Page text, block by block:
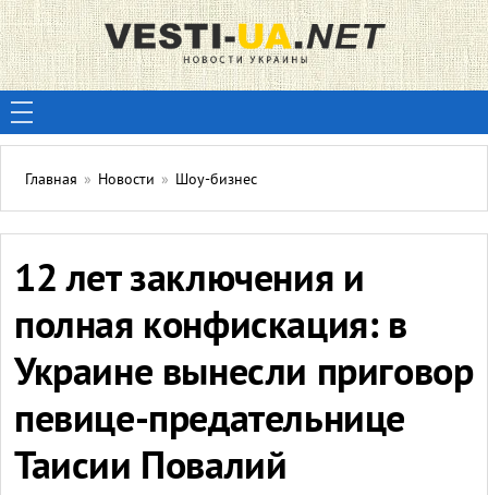
Главная » Новости » Шоу-бизнес
12 лет заключения и
полная конфискация: в
Украине вынесли приговор
певице-предательнице
Таисии Повалий